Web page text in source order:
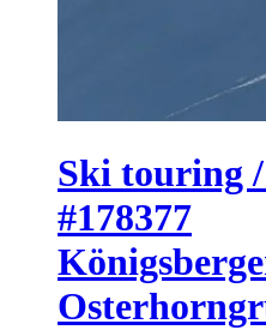
Ski touring
#178377